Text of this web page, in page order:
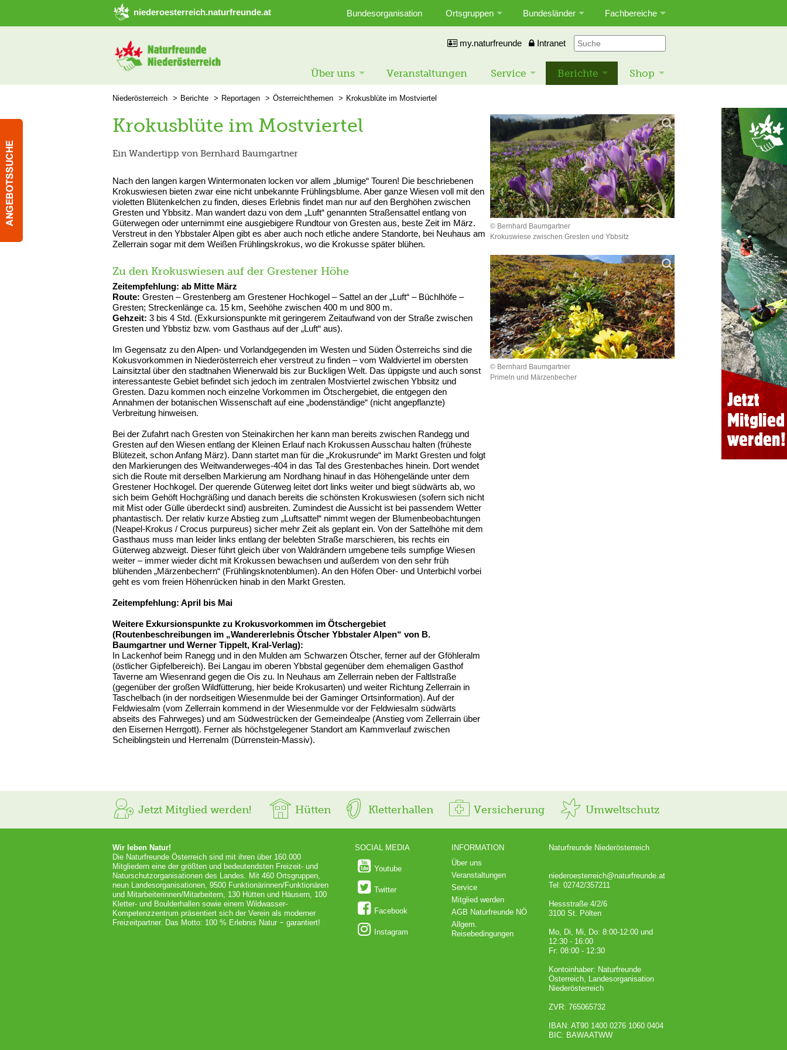
➜ Hauptregion der Seite anspringen
niederoesterreich.naturfreunde.at Bundesorganisation Ortsgruppen Bundesländer Fachbereiche
my.naturfreunde Intranet
Über uns Veranstaltungen Service Berichte Shop
Niederösterreich Berichte Reportagen Österreichthemen Krokusblüte im Mostviertel
Krokusblüte im Mostviertel
Ein Wandertipp von Bernhard Baumgartner
Nach den langen kargen Wintermonaten locken vor allem „blumige“ Touren! Die beschriebenen
Krokuswiesen bieten zwar eine nicht unbekannte Frühlingsblume. Aber ganze Wiesen voll mit den
violetten Blütenkelchen zu finden, dieses Erlebnis findet man nur auf den Berghöhen zwischen
Gresten und Ybbsitz. Man wandert dazu von dem „Luft“ genannten Straßensattel entlang von
Güterwegen oder unternimmt eine ausgiebigere Rundtour von Gresten aus, beste Zeit im März.
Verstreut in den Ybbstaler Alpen gibt es aber auch noch etliche andere Standorte, bei Neuhaus am
Zellerrain sogar mit dem Weißen Frühlingskrokus, wo die Krokusse später blühen.
Zu den Krokuswiesen auf der Grestener Höhe
Zeitempfehlung: ab Mitte März
Route: Gresten – Grestenberg am Grestener Hochkogel – Sattel an der „Luft“ – Büchlhöfe –
Gresten; Streckenlänge ca. 15 km, Seehöhe zwischen 400 m und 800 m.
Gehzeit: 3 bis 4 Std. (Exkursionspunkte mit geringerem Zeitaufwand von der Straße zwischen
Gresten und Ybbstiz bzw. vom Gasthaus auf der „Luft“ aus).
Im Gegensatz zu den Alpen- und Vorlandgegenden im Westen und Süden Österreichs sind die
Kokusvorkommen in Niederösterreich eher verstreut zu finden – vom Waldviertel im obersten
Lainsitztal über den stadtnahen Wienerwald bis zur Buckligen Welt. Das üppigste und auch sonst
interessanteste Gebiet befindet sich jedoch im zentralen Mostviertel zwischen Ybbsitz und
Gresten. Dazu kommen noch einzelne Vorkommen im Ötschergebiet, die entgegen den
Annahmen der botanischen Wissenschaft auf eine „bodenständige“ (nicht angepflanzte)
Verbreitung hinweisen.
Bei der Zufahrt nach Gresten von Steinakirchen her kann man bereits zwischen Randegg und
Gresten auf den Wiesen entlang der Kleinen Erlauf nach Krokussen Ausschau halten (früheste
Blütezeit, schon Anfang März). Dann startet man für die „Krokusrunde“ im Markt Gresten und folgt
den Markierungen des Weitwanderweges-404 in das Tal des Grestenbaches hinein. Dort wendet
sich die Route mit derselben Markierung am Nordhang hinauf in das Höhengelände unter dem
Grestener Hochkogel. Der querende Güterweg leitet dort links weiter und biegt südwärts ab, wo
sich beim Gehöft Hochgräßing und danach bereits die schönsten Krokuswiesen (sofern sich nicht
mit Mist oder Gülle überdeckt sind) ausbreiten. Zumindest die Aussicht ist bei passendem Wetter
phantastisch. Der relativ kurze Abstieg zum „Luftsattel“ nimmt wegen der Blumenbeobachtungen
(Neapel-Krokus / Crocus purpureus) sicher mehr Zeit als geplant ein. Von der Sattelhöhe mit dem
Gasthaus muss man leider links entlang der belebten Straße marschieren, bis rechts ein
Güterweg abzweigt. Dieser führt gleich über von Waldrändern umgebene teils sumpfige Wiesen
weiter – immer wieder dicht mit Krokussen bewachsen und außerdem von den sehr früh
blühenden „Märzenbechern“ (Frühlingsknotenblumen). An den Höfen Ober- und Unterbichl vorbei
geht es vom freien Höhenrücken hinab in den Markt Gresten.
Zeitempfehlung: April bis Mai
Weitere Exkursionspunkte zu Krokusvorkommen im Ötschergebiet
(Routenbeschreibungen im „Wandererlebnis Ötscher Ybbstaler Alpen“ von B.
Baumgartner und Werner Tippelt, Kral-Verlag):
In Lackenhof beim Ranegg und in den Mulden am Schwarzen Ötscher, ferner auf der Gföhleralm
(östlicher Gipfelbereich). Bei Langau im oberen Ybbstal gegenüber dem ehemaligen Gasthof
Taverne am Wiesenrand gegen die Ois zu. In Neuhaus am Zellerrain neben der Faltlstraße
(gegenüber der großen Wildfütterung, hier beide Krokusarten) und weiter Richtung Zellerrain in
Taschelbach (in der nordseitigen Wiesenmulde bei der Gaminger Ortsinformation). Auf der
Feldwiesalm (vom Zellerrain kommend in der Wiesenmulde vor der Feldwiesalm südwärts
abseits des Fahrweges) und am Südwestrücken der Gemeindealpe (Anstieg vom Zellerrain über
den Eisernen Herrgott). Ferner als höchstgelegener Standort am Kammverlauf zwischen
Scheiblingstein und Herrenalm (Dürrenstein-Massiv).
© Bernhard Baumgartner
Krokuswiese zwischen Gresten und Ybbsitz
© Bernhard Baumgartner
Primeln und Märzenbecher
Jetzt Mitglied werden! Hütten Kletterhallen Versicherung Umweltschutz
Wir leben Natur!
Die Naturfreunde Österreich sind mit ihren über 160.000
Mitgliedern eine der größten und bedeutendsten Freizeit- und
Naturschutzorganisationen des Landes. Mit 460 Ortsgruppen,
neun Landesorganisationen, 9500 Funktionärinnen/Funktionären
und Mitarbeiterinnen/Mitarbeitern, 130 Hütten und Häusern, 100
Kletter- und Boulderhallen sowie einem Wildwasser-
Kompetenzzentrum präsentiert sich der Verein als moderner
Freizeitpartner. Das Motto: 100 % Erlebnis Natur − garantiert!
SOCIAL MEDIA
Youtube
Twitter
Facebook
Instagram
INFORMATION
Über uns
Veranstaltungen
Service
Mitglied werden
AGB Naturfreunde NÖ
Allgem.
Reisebedingungen
Naturfreunde Niederösterreich
niederoesterreich@naturfreunde.at
Tel: 02742/357211
Hessstraße 4/2/6
3100 St. Pölten
Mo, Di, Mi, Do: 8:00-12:00 und
12:30 - 16:00
Fr: 08:00 - 12:30
Kontoinhaber: Naturfreunde
Österreich, Landesorganisation
Niederösterreich
ZVR: 765065732
IBAN: AT90 1400 0276 1060 0404
BIC: BAWAATWW